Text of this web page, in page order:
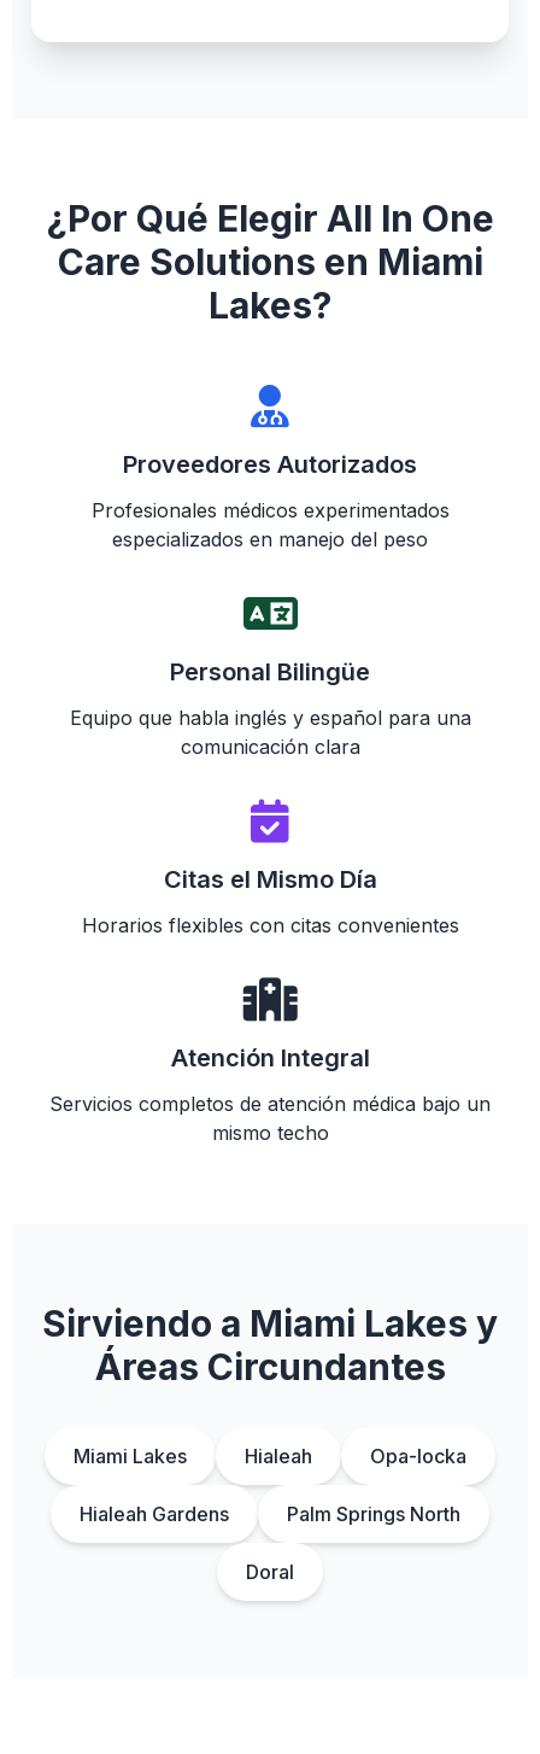
¿Por Qué Elegir All In One
Care Solutions en Miami
Lakes?
Proveedores Autorizados
Profesionales médicos experimentados
especializados en manejo del peso
Personal Bilingüe
Equipo que habla inglés y español para una
comunicación clara
Citas el Mismo Día
Horarios flexibles con citas convenientes
Atención Integral
Servicios completos de atención médica bajo un
mismo techo
Sirviendo a Miami Lakes y
Áreas Circundantes
Miami Lakes Hialeah Opa-locka
Hialeah Gardens Palm Springs North
Doral